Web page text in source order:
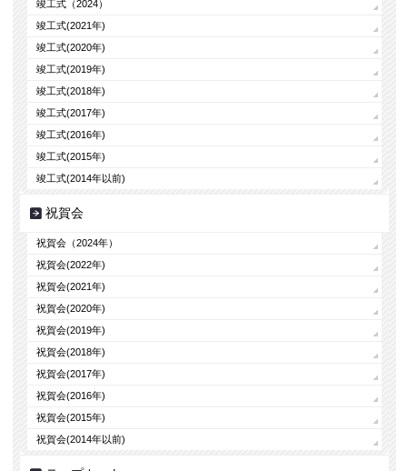
竣工式（2024）
竣工式(2021年)
竣工式(2020年)
竣工式(2019年)
竣工式(2018年)
竣工式(2017年)
竣工式(2016年)
竣工式(2015年)
竣工式(2014年以前)
祝賀会
祝賀会（2024年）
祝賀会(2022年)
祝賀会(2021年)
祝賀会(2020年)
祝賀会(2019年)
祝賀会(2018年)
祝賀会(2017年)
祝賀会(2016年)
祝賀会(2015年)
祝賀会(2014年以前)